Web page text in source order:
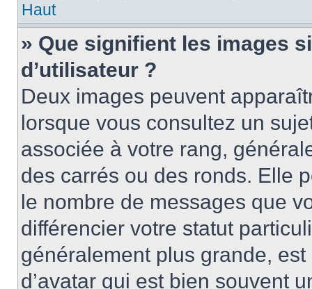
Haut
» Que signifient les images
d’utilisateur ?
Deux images peuvent
lorsque vous consultez un
associée à votre rang,
des carrés ou des ronds. Elle
le nombre de messages que
différencier votre statut
généralement plus grande,
d’avatar qui est bien souvent